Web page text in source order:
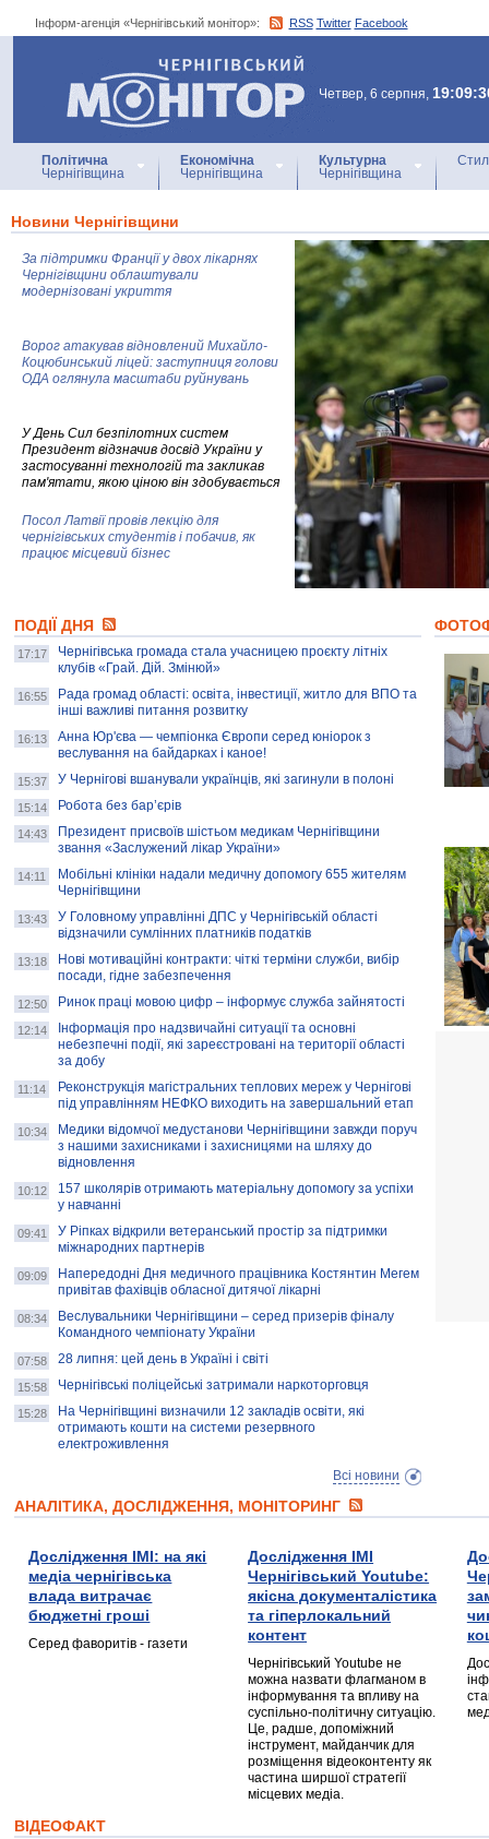
Інформ-агенція «Чернігівський монітор»: RSS Twitter Facebook
Інформ-агенція
«Чернігівський монітор»
Четвер, 6 серпня,
Політична
Чернігівщина
Економічна
Чернігівщина
Культурна
Чернігівщина
Новини Чернігівщини
За підтримки Франції у двох лікарнях
Чернігівщини облаштували
модернізовані укриття
Ворог атакував відновлений Михайло-
Коцюбинський ліцей: заступниця голови
ОДА оглянула масштаби руйнувань
У День Сил безпілотних систем
Президент відзначив досвід України у
застосуванні технологій та закликав
пам'ятати, якою ціною він здобувається
Посол Латвії провів лекцію для
чернігівських студентів і побачив, як
працює місцевий бізнес
колекцію про війну, емоції та тварин
AB InBev Efes Україна підтримала
навчальний проєкт "Молодіжна бізнес-
школа", спрямований на розвиток
підприємництва у Чернігівській області
Золота тварина: видання Forbes
написало про чернігівця Патрона: хто і
скільки на ньому заробляє? І куди
витрачають?
ПОДІЇ ДНЯ
17:17
Чернігівська громада стала учасницею проєкту літніх
клубів «Грай. Дій. Змінюй»
16:55
Рада громад області: освіта, інвестиції, житло для ВПО та
інші важливі питання розвитку
16:13
Анна Юр'єва — чемпіонка Європи серед юніорок з
веслування на байдарках і каное!
15:37 У Чернігові вшанували українців, які загинули в полоні
15:14 Робота без бар’єрів
14:43
Президент присвоїв шістьом медикам Чернігівщини
звання «Заслужений лікар України»
14:11
Мобільні клініки надали медичну допомогу 655 жителям
Чернігівщини
13:43
У Головному управлінні ДПС у Чернігівській області
відзначили сумлінних платників податків
13:18
Нові мотиваційні контракти: чіткі терміни служби, вибір
посади, гідне забезпечення
12:50 Ринок праці мовою цифр – інформує служба зайнятості
12:14
Інформація про надзвичайні ситуації та основні
небезпечні події, які зареєстровані на території області
за добу
11:14
Реконструкція магістральних теплових мереж у Чернігові
під управлінням НЕФКО виходить на завершальний етап
10:34
Медики відомчої медустанови Чернігівщини завжди поруч
з нашими захисниками і захисницями на шляху до
відновлення
10:12
157 школярів отримають матеріальну допомогу за успіхи
у навчанні
09:41
У Ріпках відкрили ветеранський простір за підтримки
міжнародних партнерів
09:09
Напередодні Дня медичного працівника Костянтин Мегем
привітав фахівців обласної дитячої лікарні
08:34
Веслувальники Чернігівщини – серед призерів фіналу
Командного чемпіонату України
07:58 28 липня: цей день в Україні і світі
15:58 Чернігівські поліцейські затримали наркоторговця
15:28
На Чернігівщині визначили 12 закладів освіти, які
отримають кошти на системи резервного
електроживлення
Всі новини
АНАЛІТИКА, ДОСЛІДЖЕННЯ, МОНІТОРИНГ
Дослідження ІМІ: на які
медіа чернігівська
влада витрачає
бюджетні гроші
Серед фаворитів - газети
Дослідження ІМІ
Чернігівський Youtube:
якісна документалістика
та гіперлокальний
контент
Чернігівський Youtube не
можна назвати флагманом в
інформування та впливу на
суспільно-політичну ситуацію.
Це, радше, допоміжний
інструмент, майданчик для
розміщення відеоконтенту як
частина ширшої стратегії
місцевих медіа.
ВІДЕОФАКТ